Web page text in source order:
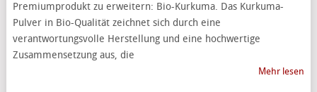
Premiumprodukt zu erweitern: Bio-Kurkuma. Das Kurkuma-
Pulver in Bio-Qualität zeichnet sich durch eine
verantwortungsvolle Herstellung und eine hochwertige
Zusammensetzung aus, die
Mehr lesen